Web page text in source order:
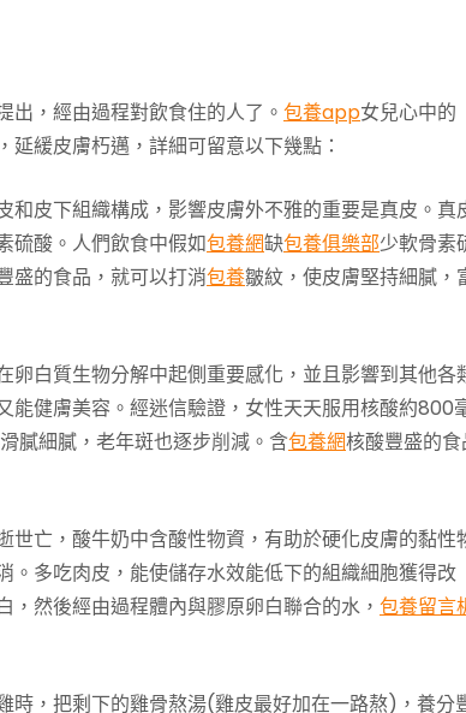
，經由過程對飲食住的人了。 包養app女兒心中的
延緩皮膚朽邁，詳細可留意以下幾點：
和皮下組織構成，影響皮膚外不雅的重要是真皮。真
硫酸。人們飲食中假如包養網缺包養俱樂部少軟骨素
盛的食品，就可以打消包養皺紋，使皮膚堅持細膩，
白質生物分解中起側重要感化，並且影響到其他各
能健膚美容。經迷信驗證，女性天天服用核酸約800
膩細膩，老年斑也逐步削減。含包養網核酸豐盛的食
世亡，酸牛奶中含酸性物資，有助於硬化皮膚的黏性
。多吃肉皮，能使儲存水效能低下的組織細胞獲得改
，然後經由過程體內與膠原卵白聯合的水， 包養留言
時，把剩下的雞骨熬湯(雞皮最好加在一路熬)，養分